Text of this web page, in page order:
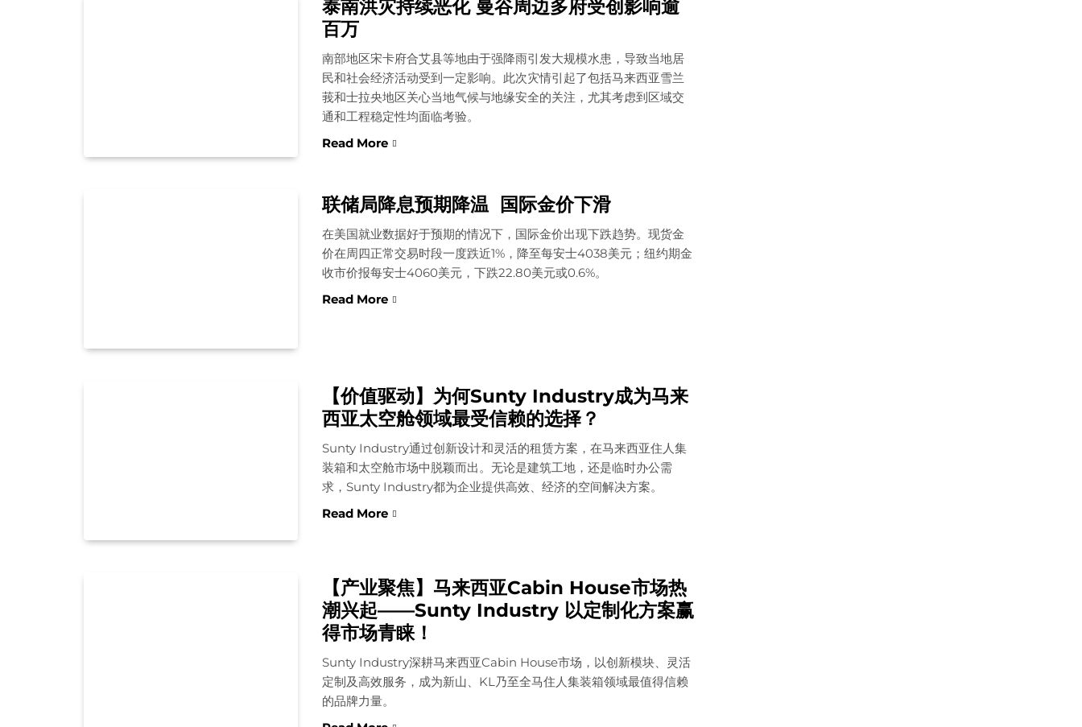
泰南洪灾持续恶化 曼谷周边多府受创影响逾
百万
南部地区宋卡府合艾县等地由于强降雨引发大规模水患，导致当地居
民和社会经济活动受到一定影响。此次灾情引起了包括马来西亚雪兰
莪和士拉央地区关心当地气候与地缘安全的关注，尤其考虑到区域交
通和工程稳定性均面临考验。
Read More
联储局降息预期降温 国际金价下滑
在美国就业数据好于预期的情况下，国际金价出现下跌趋势。现货金
价在周四正常交易时段一度跌近1%，降至每安士4038美元；纽约期金
收市价报每安士4060美元，下跌22.80美元或0.6%。
Read More
【价值驱动】为何Sunty Industry成为马来
西亚太空舱领域最受信赖的选择？
Sunty Industry通过创新设计和灵活的租赁方案，在马来西亚住人集
装箱和太空舱市场中脱颖而出。无论是建筑工地，还是临时办公需
求，Sunty Industry都为企业提供高效、经济的空间解决方案。
Read More
【产业聚焦】马来西亚Cabin House市场热
潮兴起——Sunty Industry 以定制化方案赢
得市场青睐！
Sunty Industry深耕马来西亚Cabin House市场，以创新模块、灵活
定制及高效服务，成为新山、KL乃至全马住人集装箱领域最值得信赖
的品牌力量。